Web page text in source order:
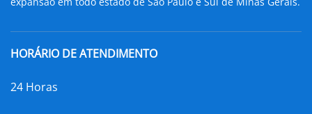
HORÁRIO DE ATENDIMENTO
24 Horas